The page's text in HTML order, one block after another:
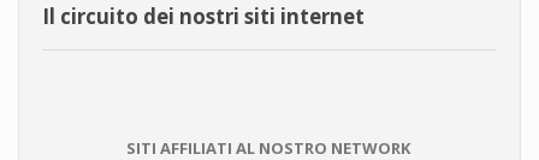
Il circuito dei nostri siti internet
SITI AFFILIATI AL NOSTRO NETWORK